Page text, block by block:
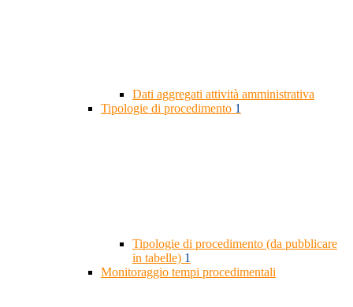
Dati aggregati attività amministrativa
Tipologie di procedimento 1
Tipologie di procedimento (da pubblicare
in tabelle) 1
Monitoraggio tempi procedimentali